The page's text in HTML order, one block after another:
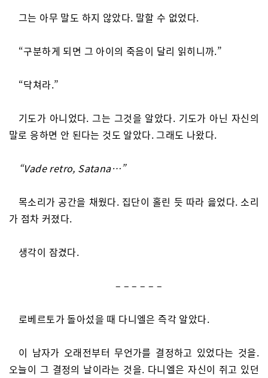
그는 아무 말도 하지 않았다. 말할 수 없었다.
“구분하게 되면 그 아이의 죽음이 달리 읽히니까.”
“닥쳐라.”
기도가 아니었다. 그는 그것을 알았다. 기도가 아닌 자신의
말로 응하면 안 된다는 것도 알았다. 그래도 나왔다.
“Vade retro, Satana…”
목소리가 공간을 채웠다. 집단이 홀린 듯 따라 읊었다. 소리
가 점차 커졌다.
생각이 잠겼다.
– – – – – –
로베르토가 돌아섰을 때 다니엘은 즉각 알았다.
이 남자가 오래전부터 무언가를 결정하고 있었다는 것을.
오늘이 그 결정의 날이라는 것을. 다니엘은 자신이 쥐고 있던